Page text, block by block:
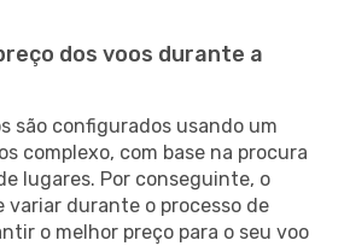
dos voos durante a
são configurados usando um
complexo, com base na procura
lugares. Por conseguinte, o
variar durante o processo de
o melhor preço para o seu voo